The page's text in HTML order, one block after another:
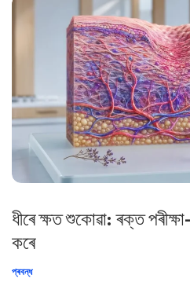
ধীৰে ক্ষত শুকোৱা: ৰক্ত
কৰে
প্ৰবন্ধ